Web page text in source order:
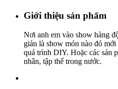
Giới thiệu sản phẩm
Nơi anh em vào show hàng
giản là show món nào đó
quá trình DIY. Hoặc các sản
nhân, tập thể trong nước.